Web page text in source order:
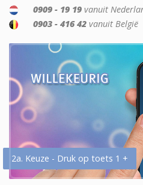
0909 - 19 19 vanuit
0903 - 416 42 vanuit België
2a. Keuze - Druk op toets 1 +